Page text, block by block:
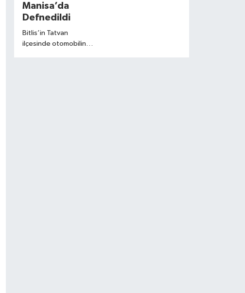
Manisa’da
Defnedildi
Bitlis’in Tatvan
ilçesinde otomobilin